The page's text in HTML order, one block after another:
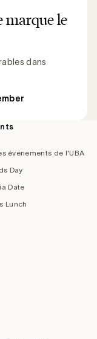
marque le
dans
événements de l'UBA
Day
Date
Lunch